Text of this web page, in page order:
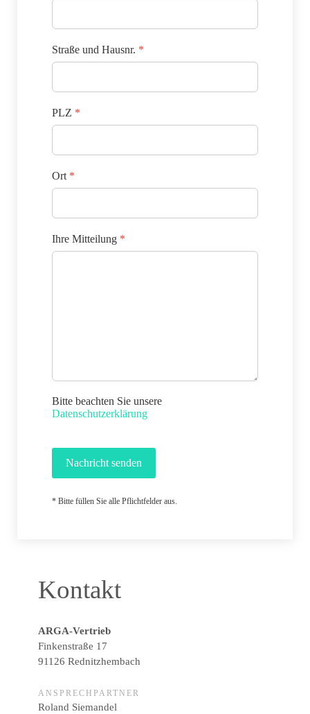
Straße und Hausnr. *
PLZ *
Ort *
Ihre Mitteilung *
Bitte beachten Sie unsere
Datenschutzerklärung
Nachricht senden
* Bitte füllen Sie alle Pflichtfelder aus.
Kontakt
ARGA-Vertrieb
Finkenstraße 17
91126 Rednitzhembach
ANSPRECHPARTNER
Roland Siemandel